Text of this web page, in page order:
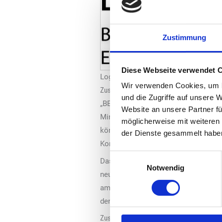
Zustimmung
Diese Webseite verwendet
Wir verwenden Cookies,
und die Zugriffe auf unsere
Website an unsere Partner
möglicherweise mit
der Dienste gesammelt
Notwendig
Logo: „Bundesverband Erneuerbare
Zuspruch und Zweifel
„BEE“-Präsidentin Ursula Heinen-
Mindestanteil von 49 Prozent
können. Das bisherige GEG war
Kommunen und Investoren
Das Gleichbleiben der
neutrale Wärmetechnologien somit
ambitioniert, jedoch werde sie den
den Gebäudebereich gelte und nicht
Zusätzliche Unsicherheiten